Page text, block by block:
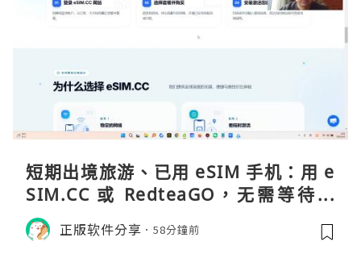
短期出境旅游、已用 eSIM 手机：用 e
SIM.CC 或 RedteaGO，无需等待收
货。需要“当地号码 + 通话短信”（如
打车、外卖、客户联络）：优先 Redt
正版软件分享 58分鐘前